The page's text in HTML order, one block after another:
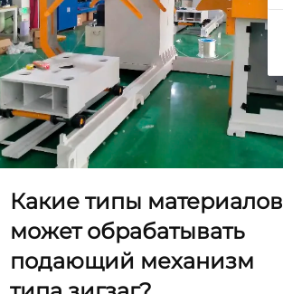
Какие типы материалов
может обрабатывать
подающий механизм